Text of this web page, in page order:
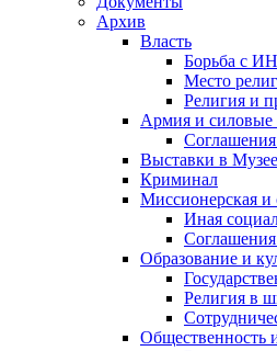
Архив
Власть
Борьба с
Место
Религия и
Армия и силовые
Соглашения
Выставки в
Криминал
Миссионерская и
Иная
Соглашения
Образование и
Религия в